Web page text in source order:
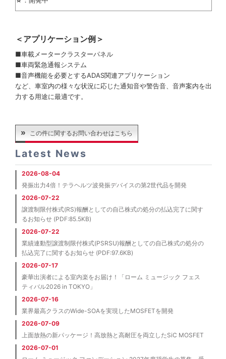
＜アプリケーション例＞
■車載メータークラスターパネル
■車両緊急通報システム
■音声機能を必要とするADAS関連アプリケーション
など、車室内の様々な状況に応じた通知音や警告音、音声案内を出
力する用途に最適です。
この件に関するお問い合わせはこちら
Latest News
2026-08-04
発振出力4倍！テラヘルツ波発振デバイスの第2世代品を開発
2026-07-22
譲渡制限付株式(RS)報酬としての自己株式の処分の払込完了に関す
るお知らせ (PDF:85.5KB)
2026-07-22
業績連動型譲渡制限付株式(PSRSU)報酬としての自己株式の処分の
払込完了に関するお知らせ (PDF:97.6KB)
2026-07-17
豪華出演者による室内楽をお届け！「ローム ミュージック フェス
ティバル2026 in TOKYO」
2026-07-16
業界最高クラスのWide-SOAを実現したMOSFETを開発
2026-07-09
上面放熱の新パッケージ！高放熱と高耐圧を両立したSiC MOSFET
2026-07-01